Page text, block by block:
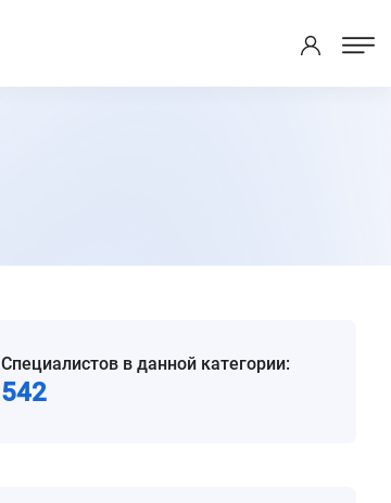
Специалистов в данной категории:
542